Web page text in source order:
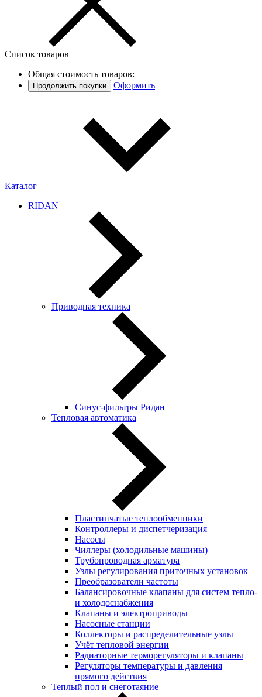
Список товаров
Общая стоимость товаров:
Продолжить покупки Оформить
Каталог
RIDAN
Приводная техника
Синус-фильтры Ридан
Тепловая автоматика
Пластинчатые теплообменники
Контроллеры и диспетчеризация
Насосы
Чиллеры (холодильные машины)
Трубопроводная арматура
Узлы регулирования приточных установок
Преобразователи частоты
Балансировочные клапаны для систем тепло-
и холодоснабжения
Клапаны и электроприводы
Насосные станции
Коллекторы и распределительные узлы
Учёт тепловой энергии
Радиаторные терморегуляторы и клапаны
Регуляторы температуры и давления
прямого действия
Теплый пол и снеготаяние